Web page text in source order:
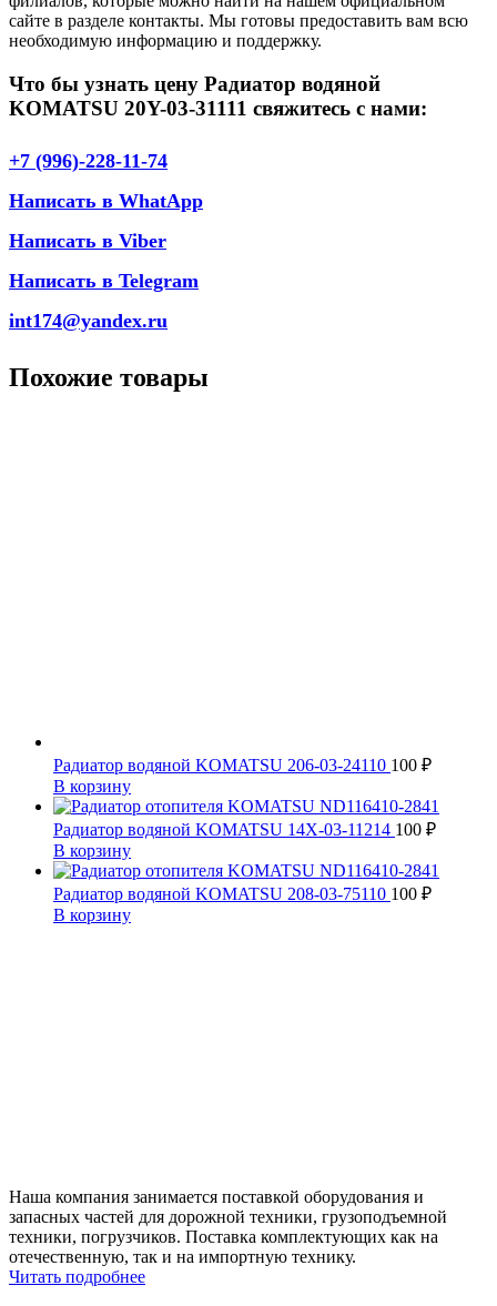
сайте в разделе контакты. Мы готовы предоставить вам всю
необходимую информацию и поддержку.
Что бы узнать цену Радиатор водяной
KOMATSU 20Y-03-31111 свяжитесь с нами:
+7 (996)-228-11-74
Написать в WhatApp
Написать в Viber
Написать в Telegram
int174@yandex.ru
Похожие товары
Радиатор водяной KOMATSU 206-03-24110 100 ₽
В корзину
Радиатор водяной KOMATSU 14X-03-11214 100 ₽
В корзину
Радиатор водяной KOMATSU 208-03-75110 100 ₽
В корзину
Наша компания занимается поставкой оборудования и
запасных частей для дорожной техники, грузоподъемной
техники, погрузчиков. Поставка комплектующих как на
отечественную, так и на импортную технику.
Читать подробнее